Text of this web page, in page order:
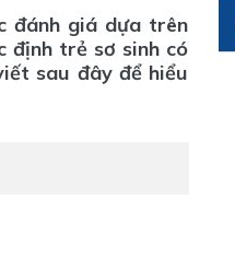
đánh giá dựa trên
định trẻ sơ sinh có
sau đây để hiểu